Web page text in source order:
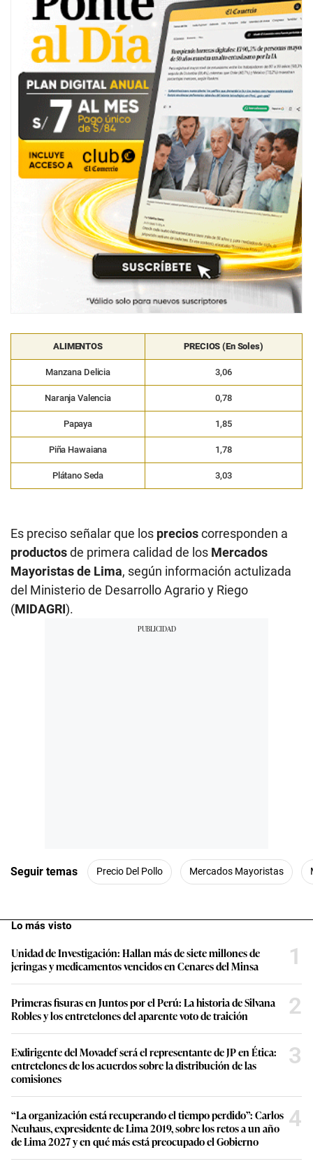
ALIMENTOS PRECIOS (En Soles)
Manzana Delicia 3,06
Naranja Valencia 0,78
Papaya 1,85
Piña Hawaiana 1,78
Plátano Seda 3,03
Es preciso señalar que los precioscorresponden a
productosde primera calidad de los Mercados
Mayoristas de Lima, según información actulizada
del Ministerio de Desarrollo Agrario y Riego
(MIDAGRI).
Seguir temas Precio Del Pollo Mercados Mayoristas
Lo más visto
Unidad de Investigación: Hallan más de siete millones de
jeringas y medicamentos vencidos en Cenares del Minsa
1
Primeras fisuras en Juntos por el Perú: La historia de Silvana
Robles y los entretelones del aparente voto de traición
2
Exdirigente del Movadef será el representante de JP en Ética:
entretelones de los acuerdos sobre la distribución de las
comisiones
3
“La organización está recuperando el tiempo perdido”: Carlos
Neuhaus, expresidente de Lima 2019, sobre los retos a un año
de Lima 2027 y en qué más está preocupado el Gobierno
4